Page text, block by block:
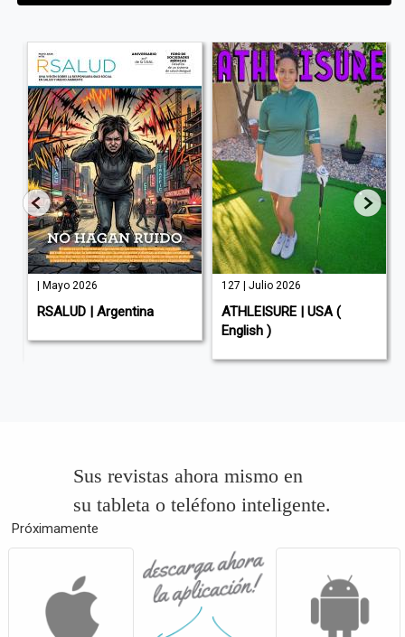
| Mayo 2026
RSALUD | Argentina
127 | Julio 2026
ATHLEISURE | USA (
English )
Sus revistas ahora mismo en
su tableta o teléfono inteligente.
Próximamente